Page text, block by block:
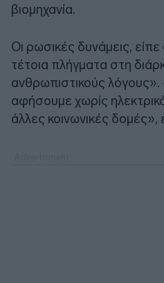
βιομηχανία.
Οι ρωσικές δυνάμεις,
τέτοια πλήγματα στη
ανθρωπιστικούς
αφήσουμε χωρίς
άλλες κοινωνικές δομές»,